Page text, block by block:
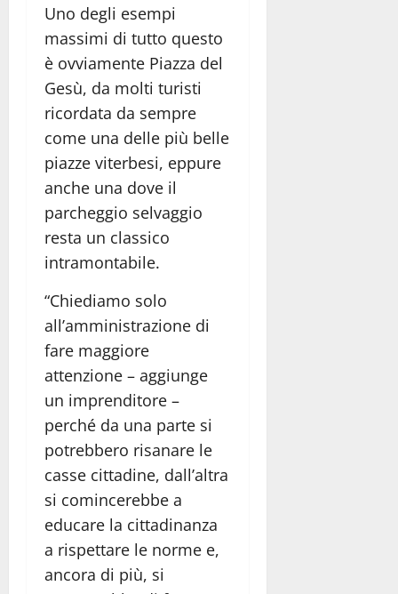
Uno degli esempi
massimi di tutto questo
è ovviamente Piazza del
Gesù, da molti turisti
ricordata da sempre
come una delle più belle
piazze viterbesi, eppure
anche una dove il
parcheggio selvaggio
resta un classico
intramontabile.
“Chiediamo solo
all’amministrazione di
fare maggiore
attenzione – aggiunge
un imprenditore –
perché da una parte si
potrebbero risanare le
casse cittadine, dall’altra
si comincerebbe a
educare la cittadinanza
a rispettare le norme e,
ancora di più, si